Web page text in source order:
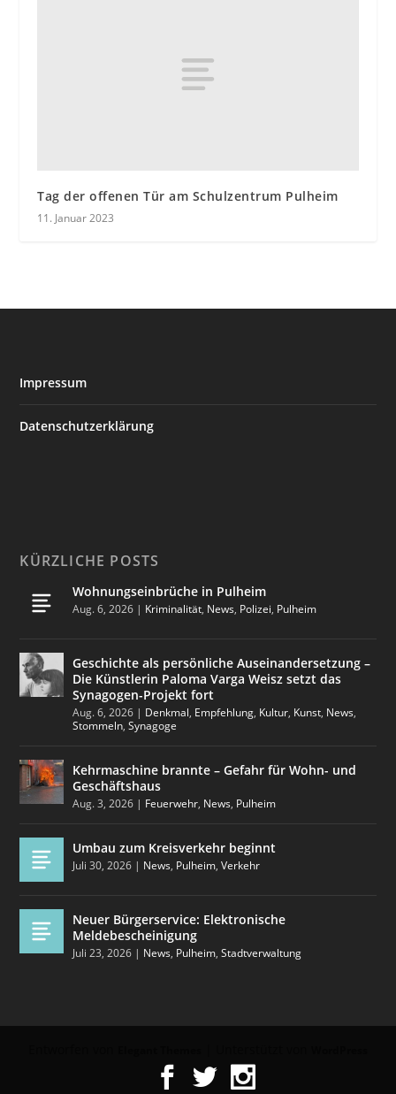
Tag der offenen Tür am Schulzentrum Pulheim
11. Januar 2023
Impressum
Datenschutzerklärung
KÜRZLICHE POSTS
Wohnungseinbrüche in Pulheim
Aug. 6, 2026 | Kriminalität, News, Polizei, Pulheim
Geschichte als persönliche Auseinandersetzung –
Die Künstlerin Paloma Varga Weisz setzt das
Synagogen-Projekt fort
Aug. 6, 2026 | Denkmal, Empfehlung, Kultur, Kunst, News,
Stommeln,Synagoge
Kehrmaschine brannte – Gefahr für Wohn- und
Geschäftshaus
Aug. 3, 2026 | Feuerwehr, News, Pulheim
Umbau zum Kreisverkehr beginnt
Juli 30, 2026 | News, Pulheim,Verkehr
Neuer Bürgerservice: Elektronische
Meldebescheinigung
Juli 23, 2026 | News, Pulheim,Stadtverwaltung